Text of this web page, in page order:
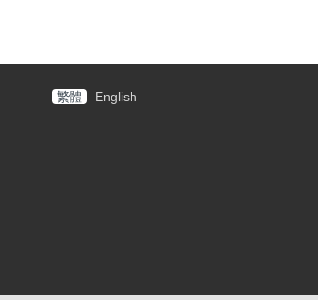
繁體 English